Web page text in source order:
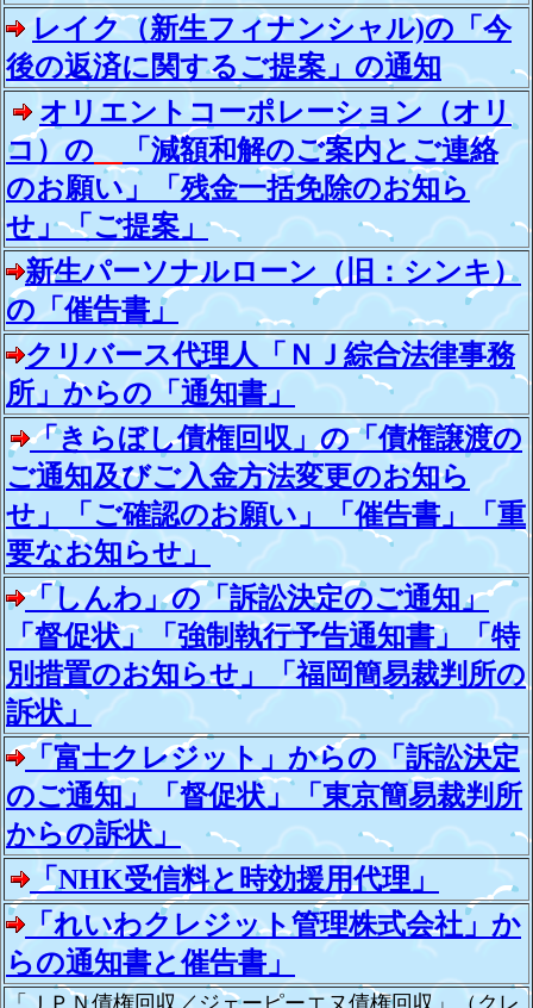
レイク（新生フィナンシャル)の「今
後の返済に関するご提案」の通知
オリエントコーポレーション（オリ
コ）の
「減額和解のご案内とご連絡
のお願い」「残金一括免除のお知ら
せ」「ご提案」
新生パーソナルローン（旧：シンキ）
の「催告書」
クリバース代理人「ＮＪ綜合法律事務
所」からの「通知書」
「きらぼし債権回収」の「債権譲渡の
ご通知及びご入金方法変更のお知ら
せ」「ご確認のお願い」「催告書」「重
要なお知らせ」
「しんわ」の「訴訟決定のご通知」
「督促状」「強制執行予告通知書」「特
別措置のお知らせ」「福岡簡易裁判所の
訴状」
「富士クレジット」からの「訴訟決定
のご通知」「督促状」「東京簡易裁判所
からの訴状」
「NHK受信料と時効援用代理」
「れいわクレジット管理株式会社」か
らの通知書と催告書」
「ＪＰＮ債権回収／ジェーピーエヌ債権回収」（クレ